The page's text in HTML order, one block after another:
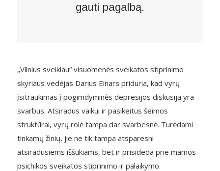
gauti pagalbą.
„Vilnius sveikiau“ visuomenės sveikatos stiprinimo
skyriaus vedėjas Darius Einars priduria, kad vyrų
įsitraukimas į pogimdyminės depresijos diskusiją yra
svarbus. Atsiradus vaikui ir pasikeitus šeimos
struktūrai, vyrų rolė tampa dar svarbesnė. Turėdami
tinkamų žinių, jie ne tik tampa atsparesni
atsiradusiems iššūkiams, bet ir prisideda prie mamos
psichikos sveikatos stiprinimo ir palaikymo.